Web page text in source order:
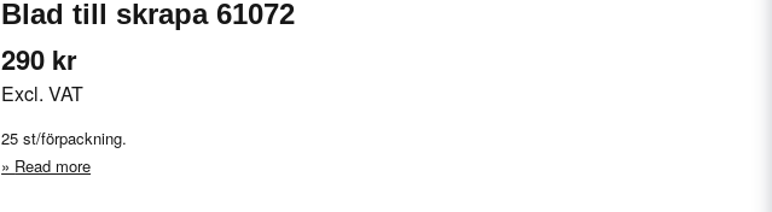
Blad till skrapa 61072
290 kr
Excl. VAT
25 st/förpackning.
Read more